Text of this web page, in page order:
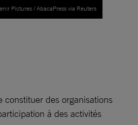
Pictures / AbacaPress via Reuters
des organisations
à des activités